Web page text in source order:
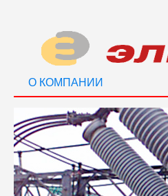
О КОМПАНИИ